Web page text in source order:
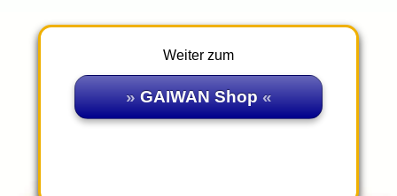
Weiter zum
GAIWAN Shop